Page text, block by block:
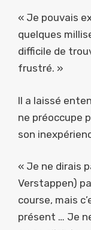
« Je pouvais
quelques
difficile de
frustré. »
Il a laissé
ne préoccupe
son
« Je ne dirais
Verstappen)
course, mais
présent … Je